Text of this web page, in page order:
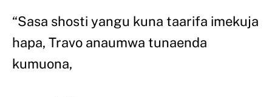
“Sasa shosti yangu kuna taarifa imekuja
hapa, Travo anaumwa tunaenda
kumuona,